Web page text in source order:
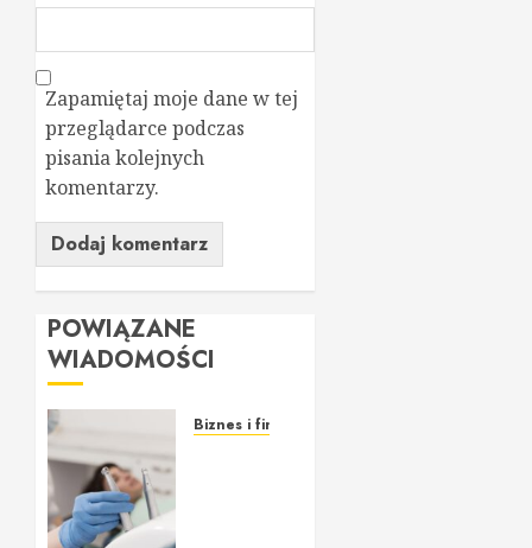
Zapamiętaj moje dane w tej
przeglądarce podczas
pisania kolejnych
komentarzy.
POWIĄZANE
WIADOMOŚCI
Biznes i finanse